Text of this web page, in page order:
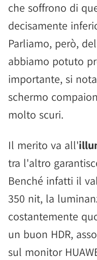
che soffrono di
decisamente
Parliamo, però,
abbiamo potuto
importante, si
schermo
molto scuri.
Il merito va all'
tra l'altro
Benché infatti il
350 nit, la
costantemente
un buon HDR,
sul monitor